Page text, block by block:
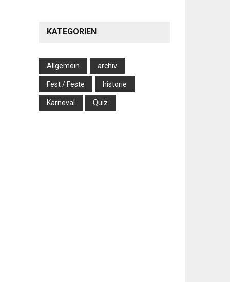
KATEGORIEN
Allgemein archiv
Fest / Feste historie
Karneval Quiz